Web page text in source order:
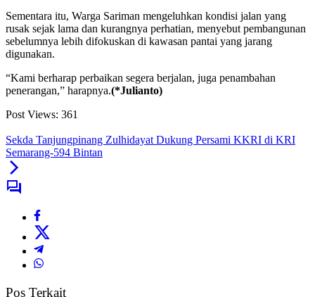
Sementara itu, Warga Sariman mengeluhkan kondisi jalan yang
rusak sejak lama dan kurangnya perhatian, menyebut pembangunan
sebelumnya lebih difokuskan di kawasan pantai yang jarang
digunakan.
“Kami berharap perbaikan segera berjalan, juga penambahan
penerangan,” harapnya.(*Julianto)
Post Views: 361
Sekda Tanjungpinang Zulhidayat Dukung Persami KKRI di KRI
Semarang-594 Bintan
Pos Terkait